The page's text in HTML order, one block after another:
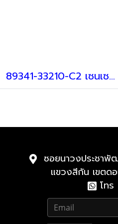
89341-33210-C2 เซนเซอร์ สำหรับ Lexus
ซอยนาวงประชาพั
แขวงสีกัน เขตด
โทร